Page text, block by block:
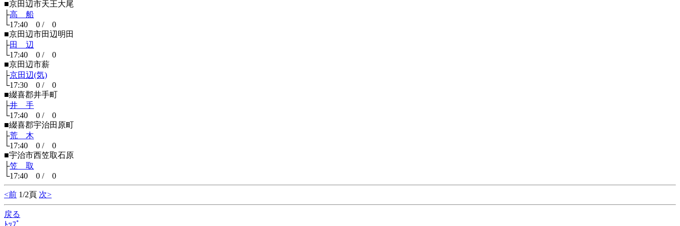
■京田辺市天王大尾
├高 船
└17:40 0 / 0
■京田辺市田辺明田
├田 辺
└17:40 0 / 0
■京田辺市薪
├京田辺(気)
└17:30 0 / 0
■綴喜郡井手町
├井 手
└17:40 0 / 0
■綴喜郡宇治田原町
├荒 木
└17:40 0 / 0
■宇治市西笠取石原
├笠 取
└17:40 0 / 0
<前 1/2頁 次>
戻る
ﾄｯﾌﾟ